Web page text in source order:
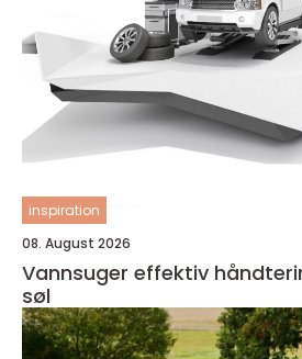
inspiration
08. August 2026
Vannsuger effektiv håndtering av vann og
søl